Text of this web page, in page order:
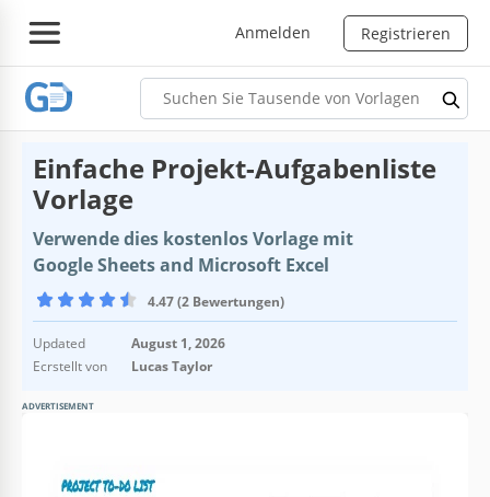
Anmelden Registrieren
Einfache Projekt-Aufgabenliste
Vorlage
Verwende dies kostenlos Vorlage mit
Google Sheets and Microsoft Excel
4.47 (2 Bewertungen)
Updated
August 1, 2026
Ecrstellt von
Lucas Taylor
ADVERTISEMENT